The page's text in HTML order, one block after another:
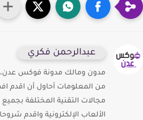
عبدالرحمن فكري
مدون ومالك مدونة فوكس عدن، في
من المعلومات أحاول أن اقدم
مجالات التقنية المختلفة بجميع
الألعاب الإلكترونية واقدم